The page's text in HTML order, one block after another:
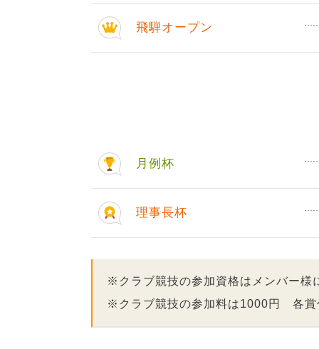
飛騨オープン
月例杯
理事長杯
※クラブ競技の参加資格はメンバー様
※クラブ競技の参加料は1000円 各賞